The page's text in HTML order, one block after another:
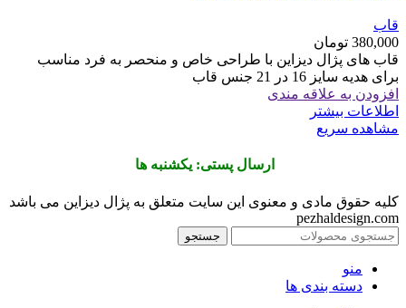
قاب
380,000 تومان
قاب های پژال دیزاین با طراحی خاص و منحصر به فرد مناسب
برای هدیه سایز 16 در 21 جنس قاب
افزودن به علاقه مندی
اطلاعات بیشتر
مشاهده سریع
ارسال پستی: یکشنبه ها
کلیه حقوق مادی و معنوی این سایت متعلق به پژال دیزاین می باشد
pezhaldesign.com
جستجو
منو
دسته بندی ها